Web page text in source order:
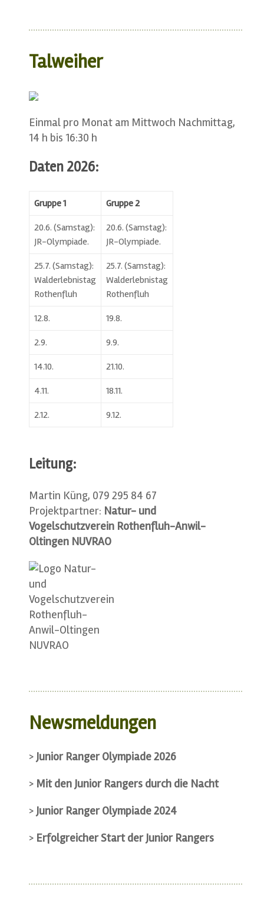
Talweiher
Einmal pro Monat am Mittwoch Nachmittag,
14 h bis 16:30 h
Daten 2026:
Gruppe 1 Gruppe 2
20.6. (Samstag):
JR-Olympiade.
20.6. (Samstag):
JR-Olympiade.
25.7. (Samstag):
Walderlebnistag
Rothenfluh
25.7. (Samstag):
Walderlebnistag
Rothenfluh
12.8. 19.8.
2.9. 9.9.
14.10. 21.10.
4.11. 18.11.
2.12. 9.12.
Leitung:
Martin Küng, 079 295 84 67
Projektpartner: Natur- und
Vogelschutzverein Rothenfluh-Anwil-
Oltingen NUVRAO
Newsmeldungen
>Junior Ranger Olympiade 2026
> Mit den Junior Rangers durch die Nacht
>Junior Ranger Olympiade 2024
> Erfolgreicher Start der Junior Rangers